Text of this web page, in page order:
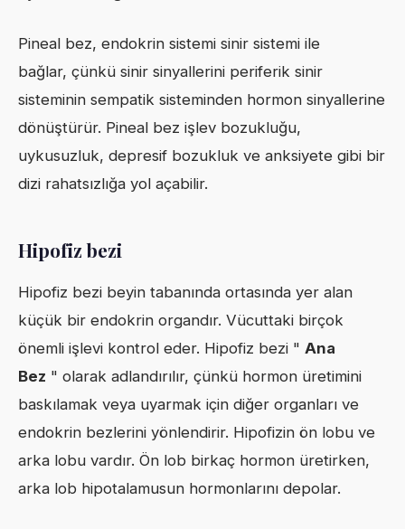
Pineal bez, endokrin sistemi sinir sistemi ile
bağlar, çünkü sinir sinyallerini periferik sinir
sisteminin sempatik sisteminden hormon sinyallerine
dönüştürür. Pineal bez işlev bozukluğu,
uykusuzluk, depresif bozukluk ve anksiyete gibi bir
dizi rahatsızlığa yol açabilir.
Hipofiz bezi
Hipofiz bezi beyin tabanında ortasında yer alan
küçük bir endokrin organdır. Vücuttaki birçok
önemli işlevi kontrol eder. Hipofiz bezi " Ana
Bez " olarak adlandırılır, çünkü hormon üretimini
baskılamak veya uyarmak için diğer organları ve
endokrin bezlerini yönlendirir. Hipofizin ön lobu ve
arka lobu vardır. Ön lob birkaç hormon üretirken,
arka lob hipotalamusun hormonlarını depolar.